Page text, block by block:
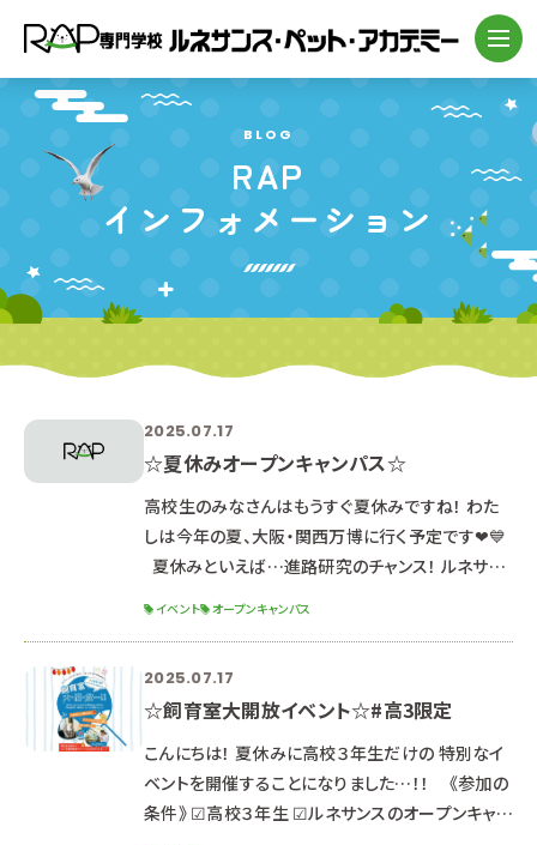
BLOG
RAP
インフォメーション
2025.07.17
☆夏休みオープンキャンパス☆
高校生のみなさんはもうすぐ夏休みですね！ わた
しは今年の夏、大阪・関西万博に行く予定です❤💙
夏休みといえば…進路研究のチャンス！ ルネサン
６：３０ ▶１・２年生向けオープンキャンパス 気にな
る学科を１つ選んで体験授業＋入試説明♪ ※高
校３年生や社会人の参加もOKです ８月２３日
（土）１
イベント オープンキャンパス
2025.07.17
☆飼育室大開放イベント☆#高3限定
こんにちは！ 夏休みに高校３年生だけの 特別なイ
ベントを開催することになりました…！！ 《参加の
条件》 ☑高校３年生 ☑ルネサンスのオープンキャン